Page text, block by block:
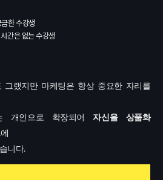
한 수강생
간은 없는 수강생
그랬지만 마케팅은 항상 중요한 자리를
개인으로 확장되어 자신을
상품화
에
니다.